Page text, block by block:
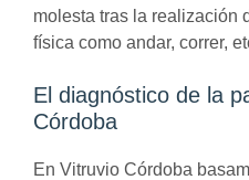
molesta tras la realización
física como andar, correr,
El diagnóstico de la
Córdoba
En Vitruvio Córdoba